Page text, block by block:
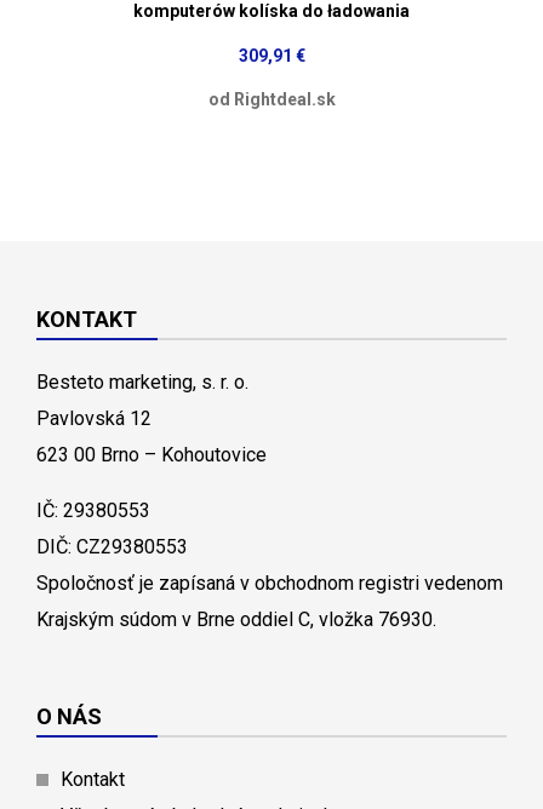
komputerów kolíska do ładowania
309,91 €
od Rightdeal.sk
KONTAKT
Besteto marketing, s. r. o.
Pavlovská 12
623 00 Brno – Kohoutovice
IČ: 29380553
DIČ: CZ29380553
Spoločnosť je zapísaná v obchodnom registri vedenom
Krajským súdom v Brne oddiel C, vložka 76930.
O NÁS
Kontakt